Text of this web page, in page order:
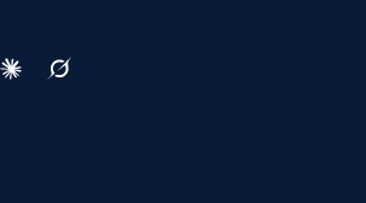
165+